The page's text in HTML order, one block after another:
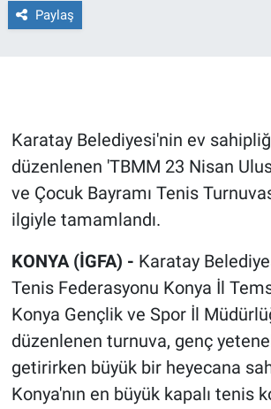
Paylaş
Karatay Belediyesi'nin ev
düzenlenen 'TBMM 23 Nisan
ve Çocuk Bayramı Tenis
ilgiyle tamamlandı.
KONYA (İGFA) - Karatay
Tenis Federasyonu Konya İl
Konya Gençlik ve Spor İl
düzenlenen turnuva, genç
getirirken büyük bir heyecana
Konya'nın en büyük kapalı tenis